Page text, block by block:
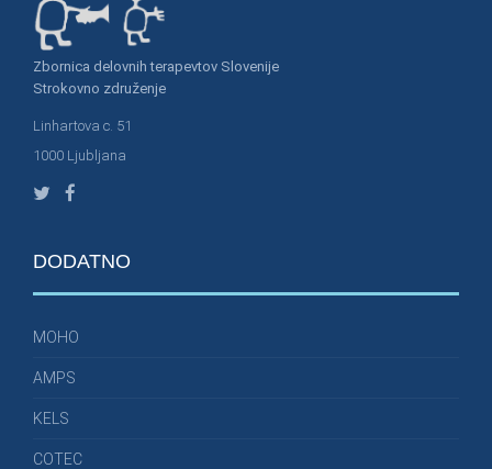
Zbornica delovnih terapevtov Slovenije
Strokovno združenje
Linhartova c. 51
1000 Ljubljana
DODATNO
MOHO
AMPS
KELS
COTEC